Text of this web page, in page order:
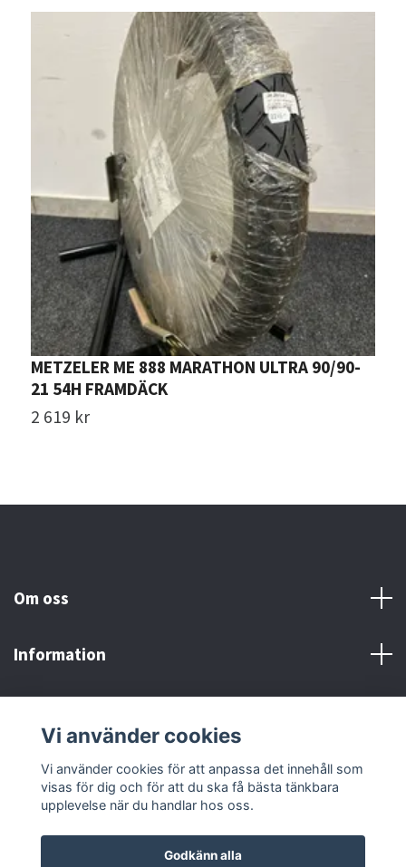
METZELER ME 888 MARATHON ULTRA 90/90-
21 54H FRAMDÄCK
2 619 kr
Om oss
Information
Sociala medier
Vi använder cookies
Vi använder cookies för att anpassa det innehåll som
visas för dig och för att du ska få bästa tänkbara
upplevelse när du handlar hos oss.
Godkänn alla